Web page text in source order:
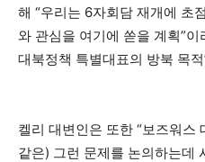
해 “우리는 6자회담 재개에 초
와 관심을 여기에 쏟을 계획”
대북정책 특별대표의 방북 목
켈리 대변인은 또한 “보즈워스
같은) 그런 문제를 논의하는데